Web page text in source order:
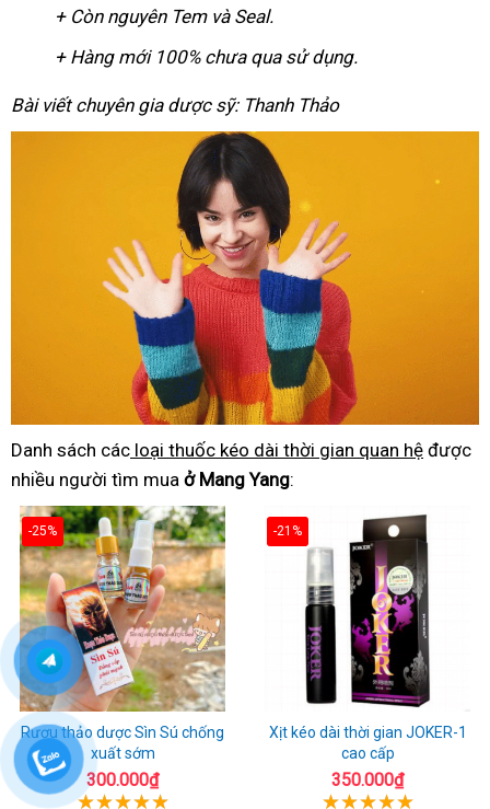
+ Còn nguyên Tem và Seal.
+ Hàng mới 100% chưa qua sử dụng.
Bài viết chuyên gia dược sỹ: Thanh Thảo
Danh sách các loại thuốc kéo dài thời gian quan hệ được
nhiều người tìm mua ở Mang Yang:
-25%
Rượu thảo dược Sìn Sú chống
xuất sớm
300.000₫
-21%
Xịt kéo dài thời gian JOKER-1
cao cấp
350.000₫